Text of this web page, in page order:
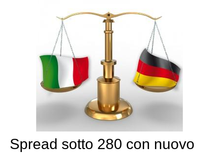
Spread sotto 280 con nuovo